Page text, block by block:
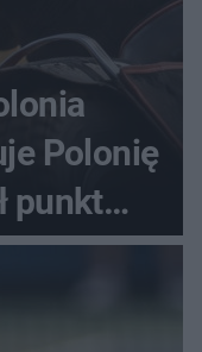
Polonię
punkt